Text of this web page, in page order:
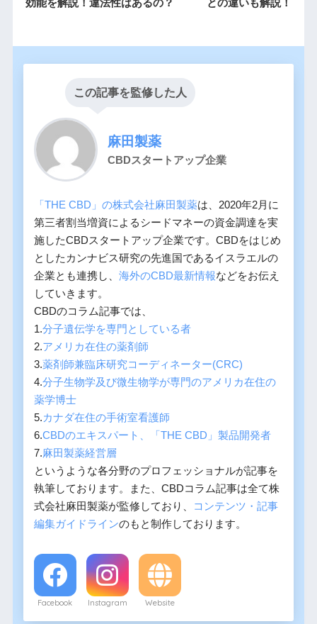
この記事を監修した人
麻田製薬
CBDスタートアップ企業
「THE CBD」の株式会社麻田製薬は、2020年2月に
第三者割当増資によるシードマネーの資金調達を実
施したCBDスタートアップ企業です。CBDをはじめ
としたカンナビス研究の先進国であるイスラエルの
企業とも連携し、 海外のCBD最新情報などをお伝え
していきます。
CBDのコラム記事では、
1.分子遺伝学を専門としている者
2.アメリカ在住の薬剤師
3.薬剤師兼臨床研究コーディネーター(CRC)
4.分子生物学及び微生物学が専門のアメリカ在住の
薬学博士
5.カナダ在住の手術室看護師
6.CBDのエキスパート、「THE CBD」製品開発者
7.麻田製薬経営層
というような各分野のプロフェッショナルが記事を
執筆しております。また、CBDコラム記事は全て株
式会社麻田製薬が監修しており、
コンテンツ・記事
編集ガイドラインのもと制作しております。
Facebook Instagram Website